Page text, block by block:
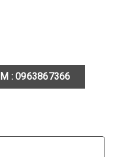
:0963867366